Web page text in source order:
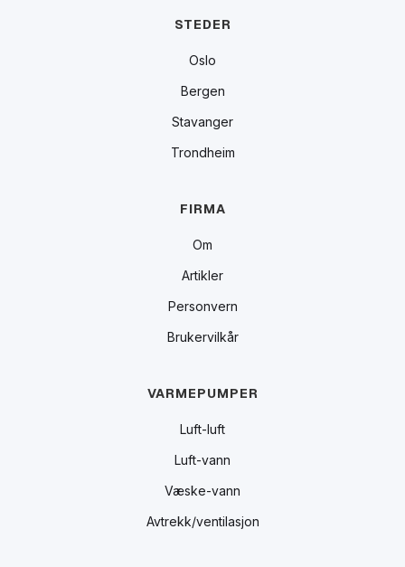
STEDER
Oslo
Bergen
Stavanger
Trondheim
FIRMA
Om
Artikler
Personvern
Brukervilkår
VARMEPUMPER
Luft-luft
Luft-vann
Væske-vann
Avtrekk/ventilasjon